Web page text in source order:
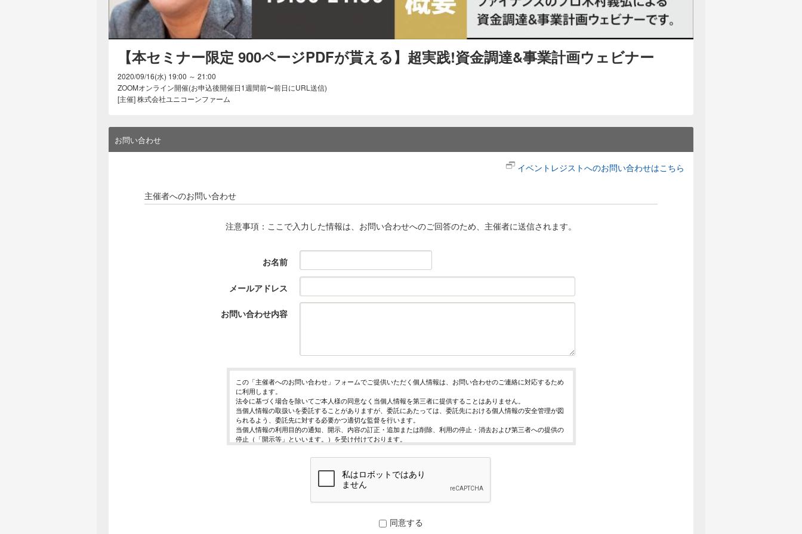
【本セミナー限定 900ページPDFが貰える】超実践!資金調達&事業計画ウェビナー
2020/09/16(水) 19:00 ～ 21:00
ZOOMオンライン開催(お申込後開催日1週間前〜前日にURL送信)
[主催] 株式会社ユニコーンファーム
お問い合わせ
イベントレジストへのお問い合わせはこちら
主催者へのお問い合わせ
注意事項：ここで入力した情報は、お問い合わせへのご回答のため、主催者に送信されます。
お名前
メールアドレス
お問い合わせ内容
この「主催者へのお問い合わせ」フォームでご提供いただく個人情報は、お問い合わせのご連絡に対応するため
に利用します。
法令に基づく場合を除いてご本人様の同意なく当個人情報を第三者に提供することはありません。
当個人情報の取扱いを委託することがありますが、委託にあたっては、委託先における個人情報の安全管理が図
られるよう、委託先に対する必要かつ適切な監督を行います。
当個人情報の利用目的の通知、開示、内容の訂正・追加または削除、利用の停止・消去および第三者への提供の
停止（「開示等」といいます。）を受け付けております。
ご入力頂く情報の提供は任意となっております。ただし、正確な情報をご提供いただけない場合には、お問合せ
当ホームページではご利用状況の統計調査のためクッキー等を用いておりますが、これによる個人情報の取得、
東京都渋谷区千駄ヶ谷1－21－6 E-Mail：contact@eventregist.com
同意する